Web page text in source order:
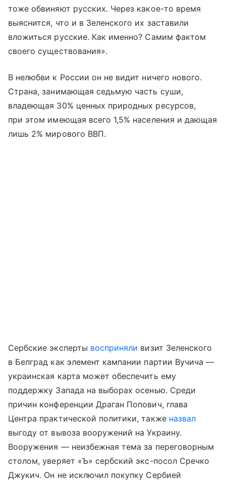
тоже обвиняют русских. Через какое-то время
выяснится, что и в Зеленского их заставили
вложиться русские. Как именно? Самим фактом
своего существования».
В нелюбви к России он не видит ничего нового.
Страна, занимающая седьмую часть суши,
владеющая 30% ценных природных ресурсов,
при этом имеющая всего 1,5% населения и дающая
лишь 2% мирового ВВП.
Сербские эксперты восприняли визит Зеленского
в Белград как элемент кампании партии Вучича —
украинская карта может обеспечить ему
поддержку Запада на выборах осенью. Среди
причин конференции Драган Попович, глава
Центра практической политики, также назвал
выгоду от вывоза вооружений на Украину.
Вооружения — неизбежная тема за переговорным
столом, уверяет «Ъ» сербский экс-посол Сречко
Джукич. Он не исключил покупку Сербией